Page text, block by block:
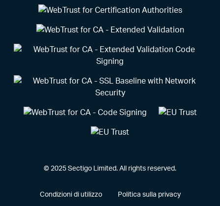
© 2025 Sectigo Limited. All rights reserved.
Condizioni di utilizzo Politica sulla privacy